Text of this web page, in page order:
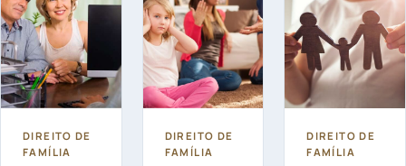
DIREITO DE
FAMÍLIA
DIREITO DE
FAMÍLIA
DIREITO DE
FAMÍLIA